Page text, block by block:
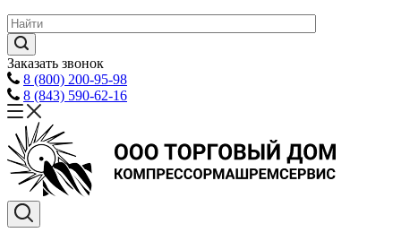
Заказать звонок
8 (800) 200-95-98
8 (843) 590-62-16